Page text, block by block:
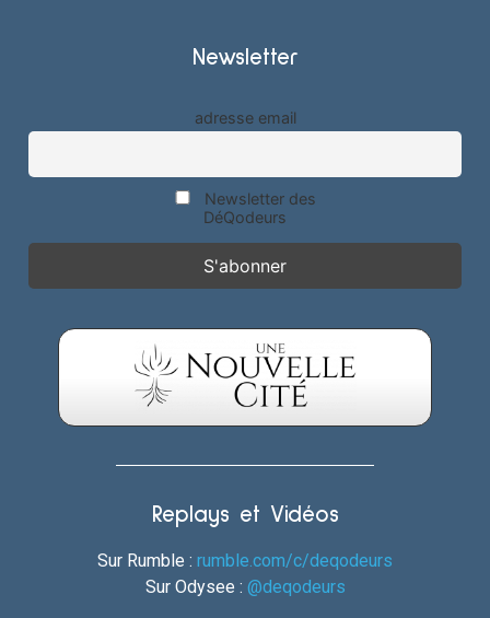
Newsletter
adresse email
Newsletter des
DéQodeurs
Replays et Vidéos
Sur Rumble : rumble.com/c/deqodeurs
Sur Odysee : @deqodeurs